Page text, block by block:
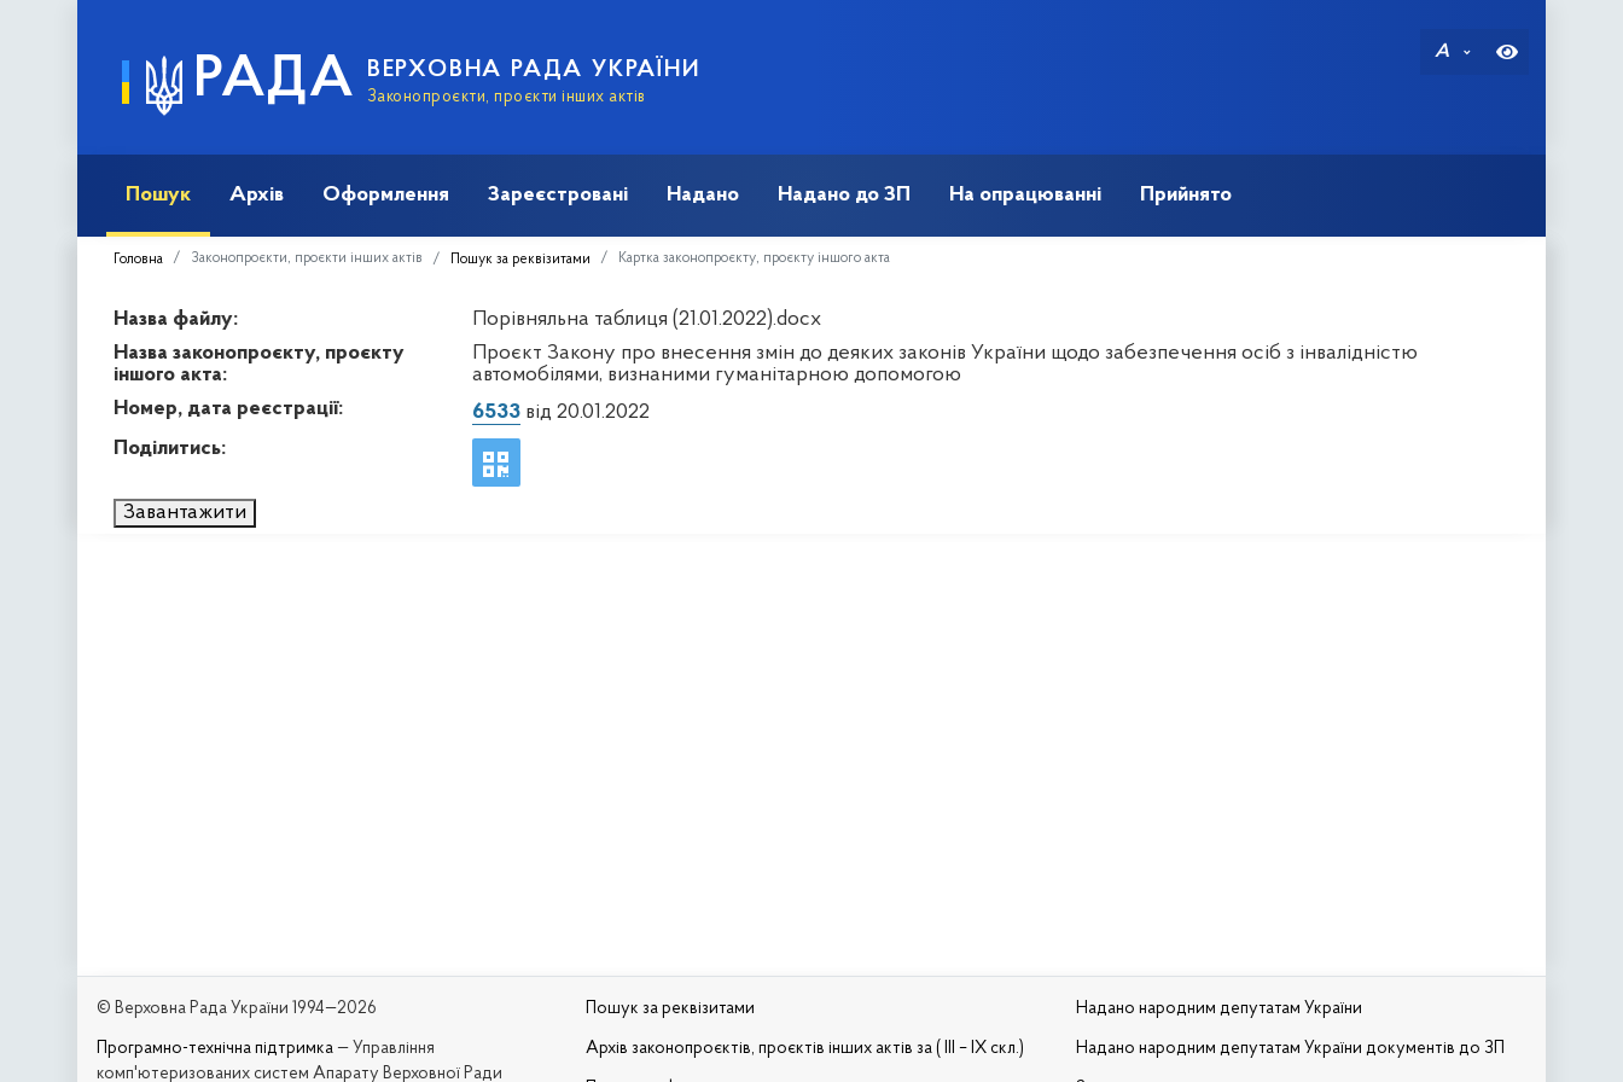
РАДА ВЕРХОВНА РАДА УКРАЇНИ
Законопроєкти, проєкти інших актів
A
Пошук Архів Оформлення Зареєстровані Надано Надано до ЗП На опрацюванні Прийнято
Головна Законопроєкти, проєкти інших актів Пошук за реквізитами Картка законопроєкту, проєкту іншого акта
Назва файлу:
Порівняльна таблиця (21.01.2022).docx
Назва законопроєкту, проєкту
іншого акта:
Проєкт Закону про внесення змін до деяких законів України щодо забезпечення осіб з інвалідністю
автомобілями, визнаними гуманітарною допомогою
Номер, дата реєстрації:
6533від 20.01.2022
Поділитись:
Завантажити
© Верховна Рада України 1994—2026
Програмно-технічна підтримка — Управління
комп'ютеризованих систем Апарату Верховної Ради
Пошук за реквізитами
Архів законопроєктів, проєктів інших актів за ( III – IX скл.)
Надано народним депутатам України
Надано народним депутатам України документів до ЗП